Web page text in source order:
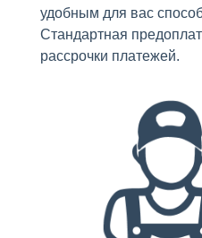
удобным для вас
Стандартная
рассрочки платежей.